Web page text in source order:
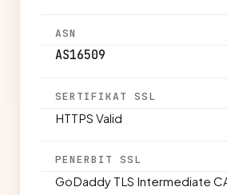
ASN
AS16509
SERTIFIKAT SSL
HTTPS Valid
PENERBIT SSL
GoDaddy TLS Intermediate